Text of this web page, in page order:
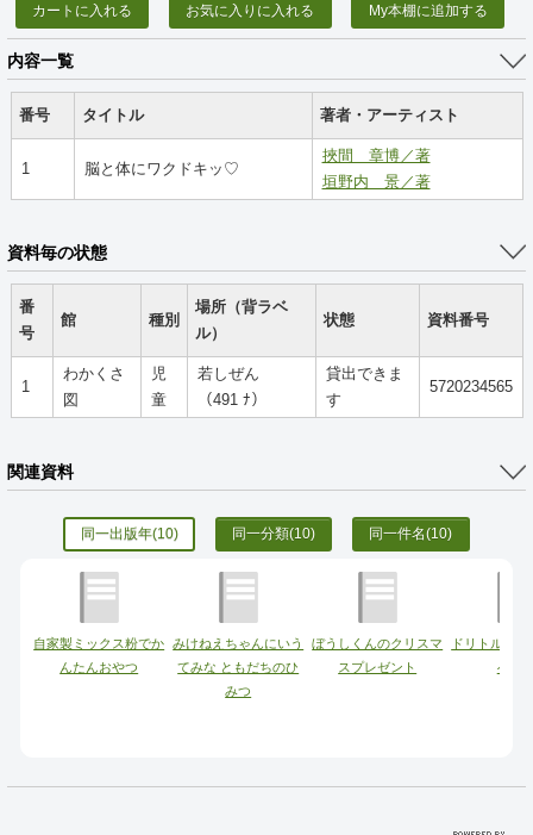
カートに入れる お気に入りに入れる My本棚に追加する
内容一覧
番号 タイトル 著者・アーティスト
1 脳と体にワクドキッ♡
挾間 章博／著
垣野内 景／著
資料毎の状態
番
号
館 種別
場所（背ラベ
ル）
状態 資料番号
1
わかくさ
図
児
童
若しぜん
（491 ﾅ）
貸出できま
す
5720234565
関連資料
同一出版年(10) 同一分類(10) 同一件名(10)
自家製ミックス粉でか
んたんおやつ
みけねえちゃんにいう
てみな ともだちのひ
みつ
ぼうしくんのクリスマ
スプレゼント
ドリトル先
へ行